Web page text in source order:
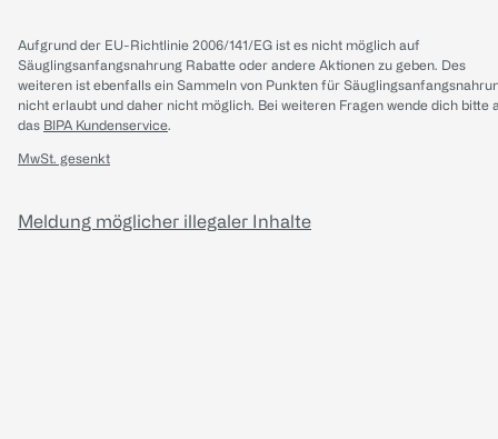
Aufgrund der EU-Richtlinie 2006/141/EG ist es nicht möglich auf
Säuglingsanfangsnahrung Rabatte oder andere Aktionen zu geben. Des
weiteren ist ebenfalls ein Sammeln von Punkten für
nicht erlaubt und daher nicht möglich. Bei weiteren Fragen wende dich bitte
das BIPA Kundenservice.
MwSt. gesenkt
Meldung möglicher illegaler Inhalte